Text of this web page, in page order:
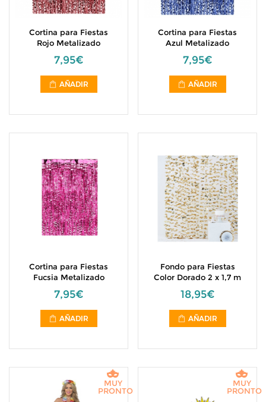
Cortina para Fiestas
Rojo Metalizado
7,95€
AÑADIR
Cortina para Fiestas
Azul Metalizado
7,95€
AÑADIR
Cortina para Fiestas
Fucsia Metalizado
7,95€
AÑADIR
Fondo para Fiestas
Color Dorado 2 x 1,7 m
18,95€
AÑADIR
MUY
PRONTO
MUY
PRONTO